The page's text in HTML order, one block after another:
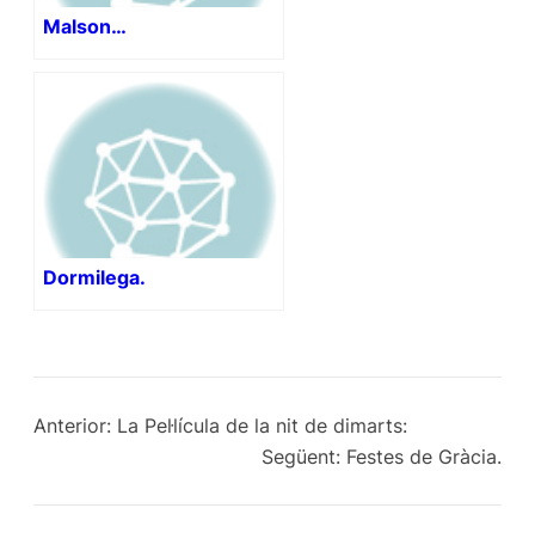
Malson…
Dormilega.
Anterior: La Pel·lícula de la nit de dimarts:
Següent: Festes de Gràcia.